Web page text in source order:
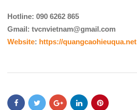
Hotline: 090 6262 865
Gmail: tvcnvietnam@gmail.com
Website: https://quangcaohieuqua.net